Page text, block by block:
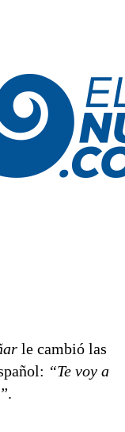
le cambió las
“Te voy a
.